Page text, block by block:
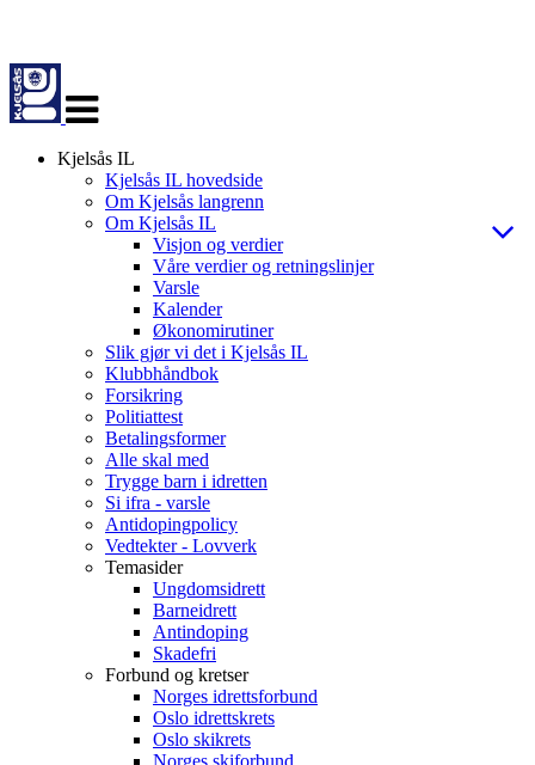
navigasjon
Kjelsås IL
Kjelsås IL hovedside
Om Kjelsås langrenn
Om Kjelsås IL
Visjon og verdier
Våre verdier og retningslinjer
Varsle
Kalender
Økonomirutiner
Slik gjør vi det i Kjelsås IL
Klubbhåndbok
Forsikring
Politiattest
Betalingsformer
Alle skal med
Trygge barn i idretten
Si ifra - varsle
Antidopingpolicy
Vedtekter - Lovverk
Temasider
Ungdomsidrett
Barneidrett
Antindoping
Skadefri
Forbund og kretser
Norges idrettsforbund
Oslo idrettskrets
Oslo skikrets
Norges skiforbund